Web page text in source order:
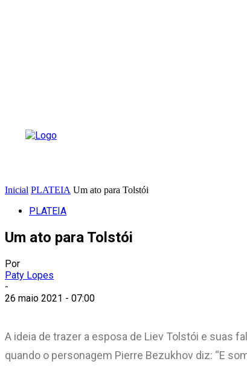
Inicial PLATEIA Um ato para Tolstói
PLATEIA
Um ato para Tolstói
Por
Paty Lopes
-
26 maio 2021 - 07:00
A ideia de trazer a esposa de Liev Tolstói e suas
quando o personagem Pierre Bezukhov diz: “E